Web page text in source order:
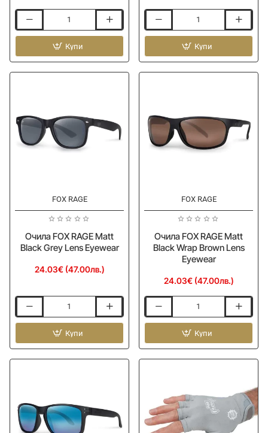
FOX
Lightweight
Waist
Купи
FOX
Lightweight
Chest
Купи
FOX RAGE
Очила FOX RAGE Matt
Black Grey Lens Eyewear
24.03€ (47.00лв.)
FOX
Matt
Black
Купи
FOX RAGE
Очила FOX RAGE Matt
Black Wrap Brown Lens
Eyewear
24.03€ (47.00лв.)
FOX
Matt
Black
Eyewear
Купи